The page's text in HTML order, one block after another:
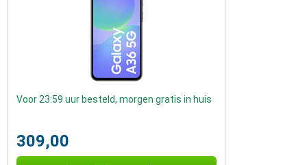
Voor 23:59 uur besteld, morgen gratis in huis
309,00